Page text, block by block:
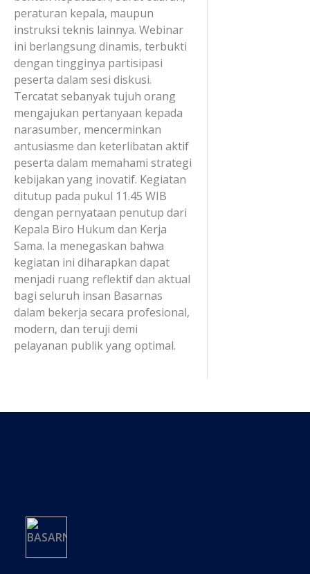
peraturan kepala, maupun
instruksi teknis lainnya. Webinar
ini berlangsung dinamis, terbukti
dengan tingginya partisipasi
peserta dalam sesi diskusi.
Tercatat sebanyak tujuh orang
mengajukan pertanyaan kepada
narasumber, mencerminkan
antusiasme dan keterlibatan aktif
peserta dalam memahami strategi
kebijakan yang inovatif. Kegiatan
ditutup pada pukul 11.45 WIB
dengan pernyataan penutup dari
Kepala Biro Hukum dan Kerja
Sama. Ia menegaskan bahwa
kegiatan ini diharapkan dapat
menjadi ruang reflektif dan aktual
bagi seluruh insan Basarnas
dalam bekerja secara profesional,
modern, dan teruji demi
pelayanan publik yang optimal.